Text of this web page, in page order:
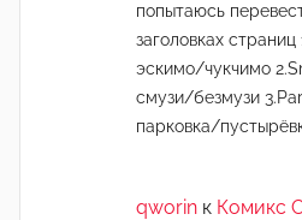
попытаюсь
заголовках
эскимо/чукчимо
смузи/безмузи
парковка/
qworin к Комикс